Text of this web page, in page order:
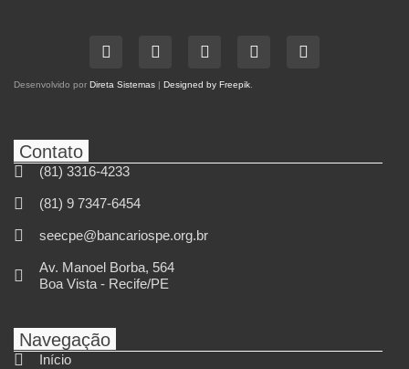
Desenvolvido por Direta Sistemas | Designed by Freepik
Contato
(81) 3316-4233
(81) 9 7347-6454
seecpe@bancariospe.org.br
Av. Manoel Borba, 564
Boa Vista - Recife/PE
Navegação
Início